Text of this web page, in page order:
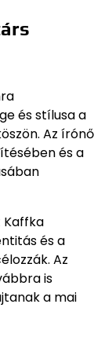
és stílusa a
Az írónő
és a
és a
Az
is
a mai